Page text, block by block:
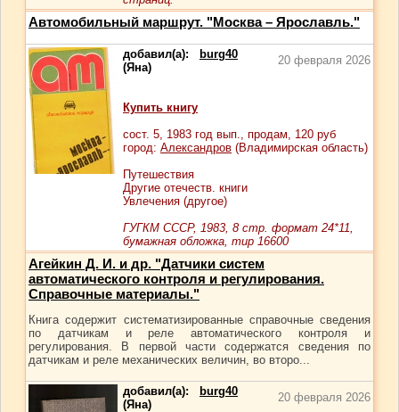
Автомобильный маршрут. "Москва – Ярославль."
добавил(а):
burg40
(Яна)
20 февраля 2026
Купить книгу
сост. 5, 1983 год вып., продам, 120 руб
город: Александров (Владимирская область)
Путешествия
Другие отечеств. книги
Увлечения (другое)
ГУГКМ СССР, 1983, 8 стр. формат 24*11,
бумажная обложка, тир 16600
Агейкин Д. И. и др. "Датчики систем
автоматического контроля и регулирования.
Справочные материалы."
Книга содержит систематизированные справочные сведения
по датчикам и реле автоматического контроля и
регулирования. В первой части содержатся сведения по
датчикам и реле механических величин, во второ...
добавил(а):
burg40
(Яна)
20 февраля 2026